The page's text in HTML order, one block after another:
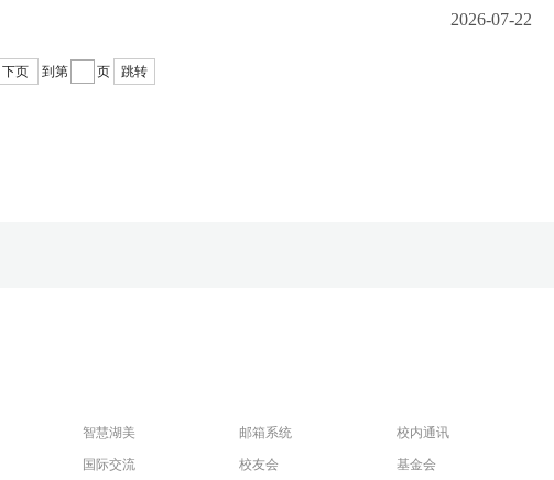
2026-07-22
下页 到第 页 跳转
智慧湖美 邮箱系统 校内通讯
国际交流 校友会 基金会